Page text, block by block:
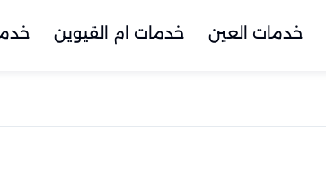
خدمات العين خدمات ام القيوين